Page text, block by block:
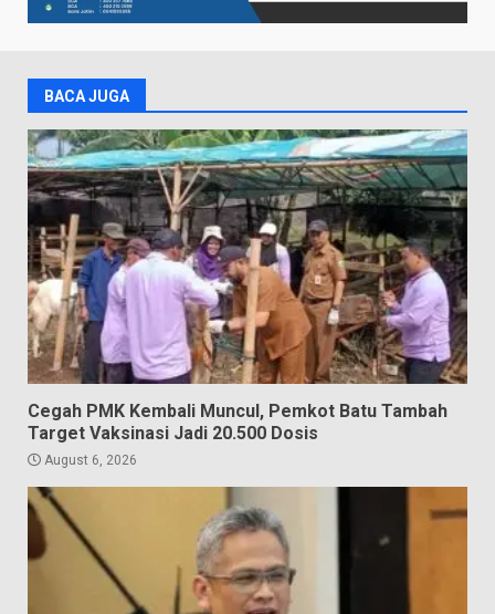
BACA JUGA
Cegah PMK Kembali Muncul, Pemkot Batu Tambah
Target Vaksinasi Jadi 20.500 Dosis
August 6, 2026